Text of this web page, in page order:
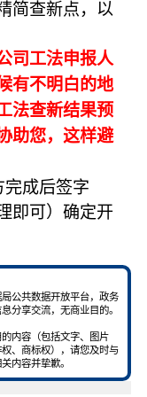
简查新点，以
司工法申报人
有不明白的地
法查新结果预
助您，这样避
完成后签字
即可）确定开
公共数据开放平台，政务
分享交流，无商业目的。
内容（包括文字、图片
、商标权），请您及时与
内容并挚歉。